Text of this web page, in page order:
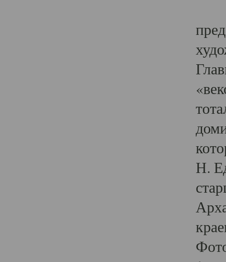
Н.